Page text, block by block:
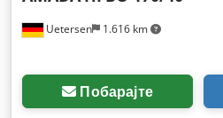
Uetersen 1.616 km
Побарајте